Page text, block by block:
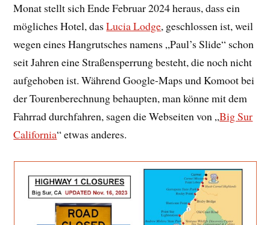
Monat stellt sich Ende Februar 2024 heraus, dass ein
mögliches Hotel, dasLucia Lodge, geschlossen ist, weil
wegen eines Hangrutsches namens „Paul’s Slide“ schon
seit Jahren eine Straßensperrung besteht, die noch nicht
aufgehoben ist. Während Google-Maps und Komoot bei
der Tourenberechnung behaupten, man könne mit dem
Fahrrad durchfahren, sagen die Webseiten von „Big Sur
California“ etwas anderes.